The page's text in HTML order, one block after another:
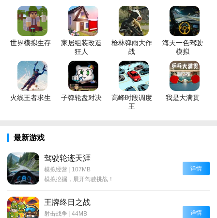
世界模拟生存
家居组装改造
狂人
枪林弹雨大作
战
海天一色驾驶
模拟
火线王者求生 子弹轮盘对决
高峰时段调度
王
我是大满贯
最新游戏
驾驶轮迹天涯
模拟经营 | 107MB
模拟挖掘，展开驾驶挑战！
详情
王牌终日之战
射击战争 | 44MB
详情